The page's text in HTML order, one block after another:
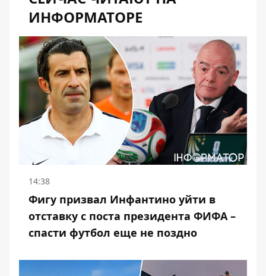
ИНФОРМАТОРЕ
14:38
Фигу призвал Инфантино уйти в
отставку с поста президента ФИФА –
спасти футбол еще не поздно